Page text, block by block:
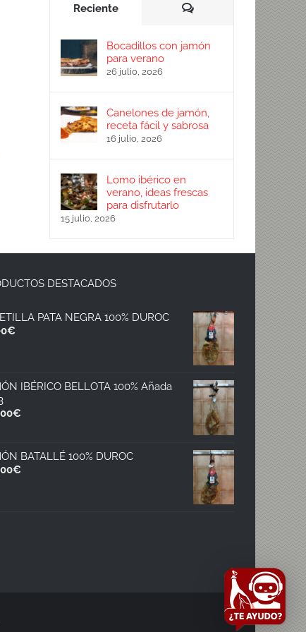
Reciente Comentarios
Bocadillos con jamón
para verano
26 julio, 2026
Canelones de jamón,
receta fácil y sabrosa
16 julio, 2026
Lomo ibérico en
verano, ideas frescas
para disfrutarlo
15 julio, 2026
DESTACADOS
PATA NEGRA 100% DUROC
€
IBÉRICO BELLOTA 100% Añada
€
BATALLÉ 100% DUROC
€